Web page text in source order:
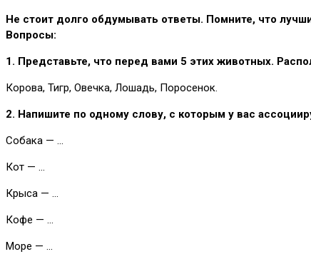
Не стоит долго обдумывать ответы. Помните, что
Вопросы:
1. Представьте, что перед вами 5 этих животных.
Корова, Тигр, Овечка, Лошадь, Поросенок.
2. Напишите по одному слову, с которым у вас
Собака — …
Кот — …
Крыса — …
Кофе — …
Море — …